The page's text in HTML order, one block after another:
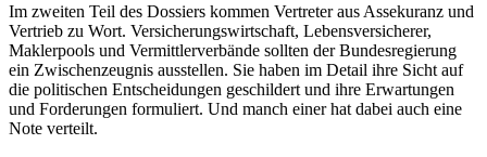
Im zweiten Teil des Dossiers kommen Vertreter aus Assekuranz und
Vertrieb zu Wort. Versicherungswirtschaft, Lebensversicherer,
Maklerpools und Vermittlerverbände sollten der Bundesregierung
ein Zwischenzeugnis ausstellen. Sie haben im Detail ihre Sicht auf
die politischen Entscheidungen geschildert und ihre Erwartungen
und Forderungen formuliert. Und manch einer hat dabei auch eine
Note verteilt.